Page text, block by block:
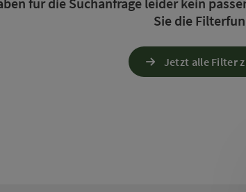
Sie die
Jetzt alle Filter